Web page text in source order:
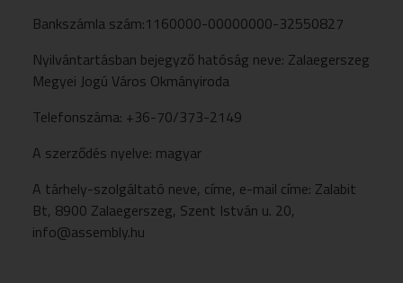
Bankszámla szám:1160000-00000000-32550827
Nyilvántartásban bejegyző hatóság neve: Zalaegerszeg
Megyei Jogú Város Okmányiroda
Telefonszáma: +36-70/373-2149
A szerződés nyelve: magyar
A tárhely-szolgáltató neve, címe, e-mail címe: Zalabit
Bt, 8900 Zalaegerszeg, Szent István u. 20,
info@assembly.hu